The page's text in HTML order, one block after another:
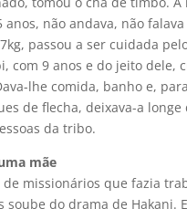
anos, não andava, não falava
passou a ser cuidada
com 9 anos e do jeito dele,
lhe comida, banho e,
de flecha, deixava-a longe
da tribo.
mãe
de missionários que fazia
soube do drama de Hakani.